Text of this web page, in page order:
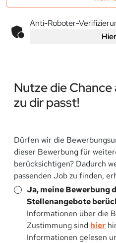
Anti-Roboter-
Nutze die
zu dir passt!
Dürfen wir die
dieser Bewerbung für
berücksichtigen? Dadurch
passenden Job zu finden,
Ja, meine Bewerbung
Stellenangebote
Informationen über die
Zustimmung sind hier
Informationen gelesen